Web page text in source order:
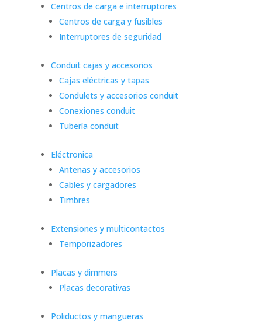
Centros de carga e interruptores
Centros de carga y fusibles
Interruptores de seguridad
Conduit cajas y accesorios
Cajas eléctricas y tapas
Condulets y accesorios conduit
Conexiones conduit
Tubería conduit
Eléctronica
Antenas y accesorios
Cables y cargadores
Timbres
Extensiones y multicontactos
Temporizadores
Placas y dimmers
Placas decorativas
Poliductos y mangueras